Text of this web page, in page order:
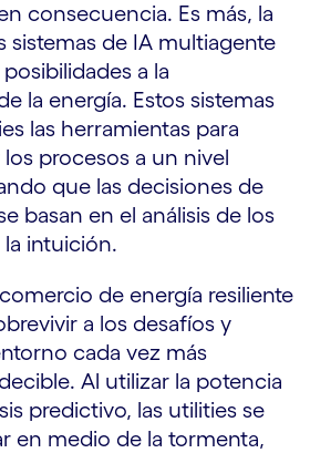
consecuencia. Es más, la
sistemas de IA multiagente
a la
la energía. Estos sistemas
las herramientas para
procesos a un nivel
que las decisiones de
basan en el análisis de los
la intuición.
de energía resiliente
a los desafíos y
cada vez más
Al utilizar la potencia
predictivo, las utilities se
en medio de la tormenta,